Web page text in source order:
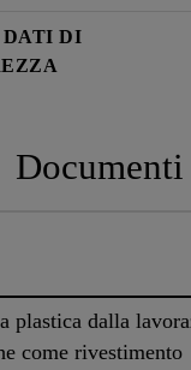
DATI DI
Documenti
plastica dalla
come rivestimento